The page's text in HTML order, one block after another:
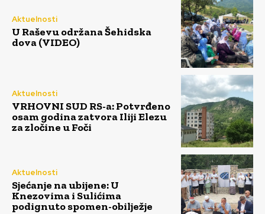
Aktuelnosti
U Raševu održana Šehidska
dova (VIDEO)
Aktuelnosti
VRHOVNI SUD RS-a: Potvrđeno
osam godina zatvora Iliji Elezu
za zločine u Foči
Aktuelnosti
Sjećanje na ubijene: U
Knezovima i Sulićima
podignuto spomen-obilježje